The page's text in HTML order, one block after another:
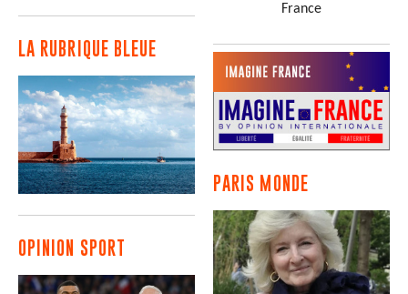
LA RUBRIQUE BLEUE
OPINION SPORT
France
PARIS MONDE